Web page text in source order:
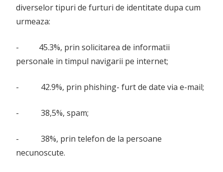
diverselor tipuri de furturi de identitate dupa cum
urmeaza:
- 45.3%, prin solicitarea de informatii
personale in timpul navigarii pe internet;
- 42.9%, prin phishing- furt de date via e-mail;
- 38,5%, spam;
- 38%, prin telefon de la persoane
necunoscute.